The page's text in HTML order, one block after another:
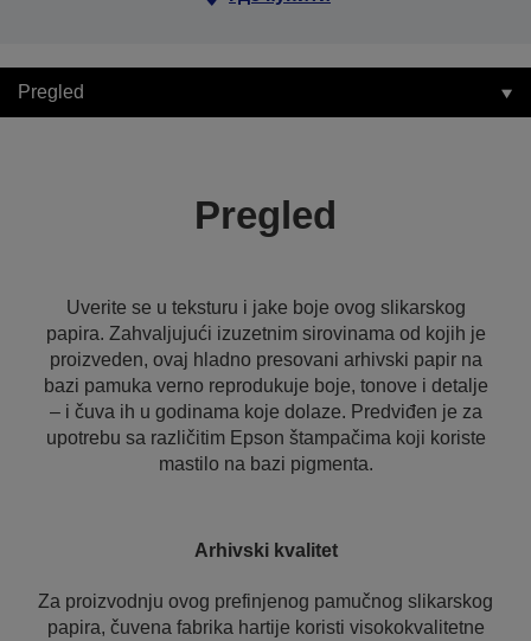
Pregled
Pregled
Uverite se u teksturu i jake boje ovog slikarskog
papira. Zahvaljujući izuzetnim sirovinama od kojih je
proizveden, ovaj hladno presovani arhivski papir na
bazi pamuka verno reprodukuje boje, tonove i detalje
– i čuva ih u godinama koje dolaze. Predviđen je za
upotrebu sa različitim Epson štampačima koji koriste
mastilo na bazi pigmenta.
Arhivski kvalitet
Za proizvodnju ovog prefinjenog pamučnog slikarskog
papira, čuvena fabrika hartije koristi visokokvalitetne